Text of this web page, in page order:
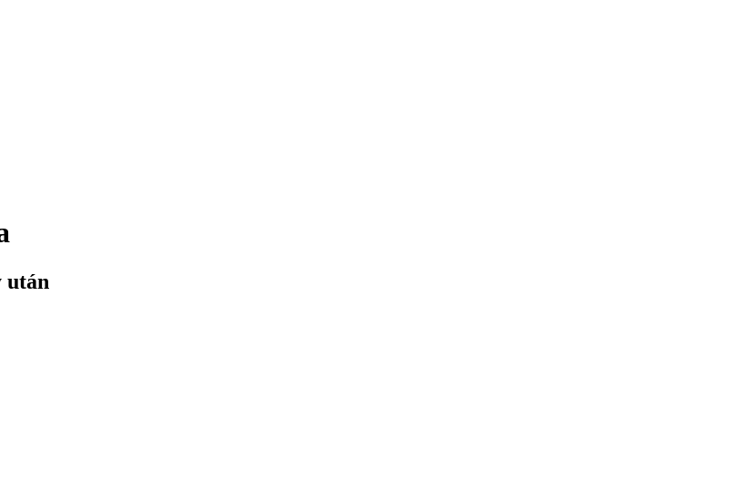
után